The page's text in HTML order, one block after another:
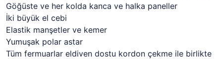
Göğüste ve her kolda kanca ve halka paneller
İki büyük el cebi
Elastik manşetler ve kemer
Yumuşak polar astar
Tüm fermuarlar eldiven dostu kordon çekme ile birlikte